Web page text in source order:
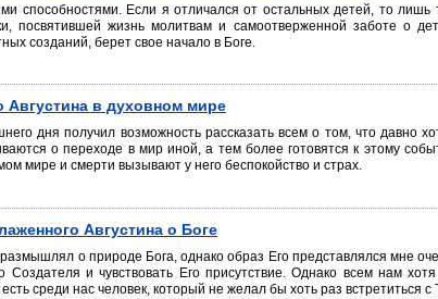
способностями. Если я отличался от остальных детей, то
посвятившей жизнь молитвам и самоотверженной заботе о
созданий, берет свое начало в Боге.
Августина в духовном мире
дня получил возможность рассказать всем о том, что давно
о переходе в мир иной, а тем более готовятся к этому
мире и смерти вызывают у него беспокойство и страх.
Августина о Боге
о природе Бога, однако образ Его представлялся мне
Создателя и чувствовать Его присутствие. Однако всем нам
среди нас человек, который не желал бы хоть раз встретиться с